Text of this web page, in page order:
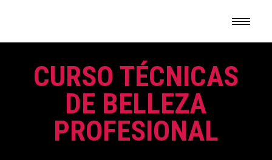
CURSO TÉCNICAS
DE BELLEZA
PROFESIONAL